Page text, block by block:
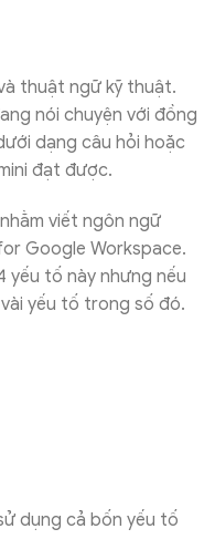
thuật ngữ kỹ thuật.
nói chuyện với đồng
dạng câu hỏi hoặc
đạt được.
viết ngôn ngữ
Google Workspace.
yếu tố này nhưng nếu
yếu tố trong số đó.
dụng cả bốn yếu tố